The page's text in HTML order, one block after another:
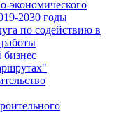
экономического
2030 годы
по содействию в